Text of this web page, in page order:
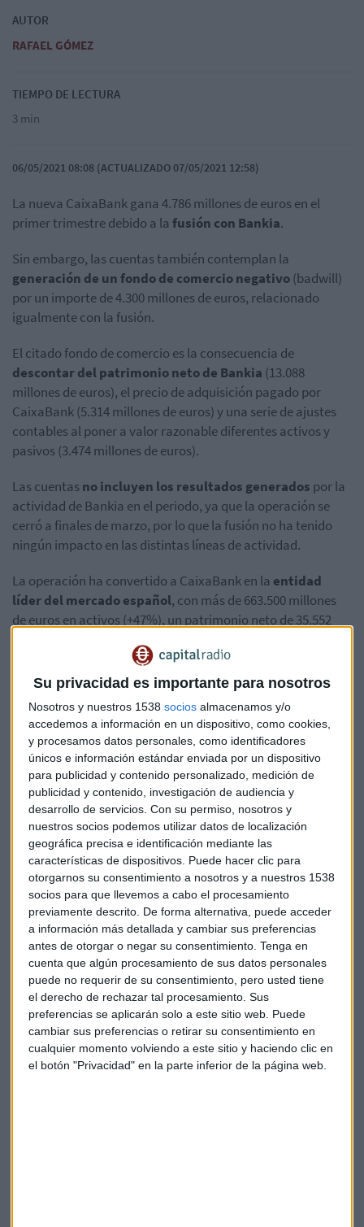
Su privacidad es importante para nosotros
Nosotros y nuestros 1538 socios almacenamos y/o
accedemos a información en un dispositivo, como cookies,
y procesamos datos personales, como identificadores
únicos e información estándar enviada por un dispositivo
para publicidad y contenido personalizado, medición de
publicidad y contenido, investigación de audiencia y
desarrollo de servicios. Con su permiso, nosotros y
nuestros socios podemos utilizar datos de localización
geográfica precisa e identificación mediante las
características de dispositivos. Puede hacer clic para
otorgarnos su consentimiento a nosotros y a nuestros 1538
socios para que llevemos a cabo el procesamiento
previamente descrito. De forma alternativa, puede acceder
a información más detallada y cambiar sus preferencias
antes de otorgar o negar su consentimiento. Tenga en
cuenta que algún procesamiento de sus datos personales
puede no requerir de su consentimiento, pero usted tiene
el derecho de rechazar tal procesamiento. Sus
preferencias se aplicarán solo a este sitio web. Puede
cambiar sus preferencias o retirar su consentimiento en
cualquier momento volviendo a este sitio y haciendo clic en
el botón "Privacidad" en la parte inferior de la página web.
AUTOR
RAFAEL GÓMEZ
TIEMPO DE LECTURA
3 min
06/05/2021 08:08 (ACTUALIZADO 07/05/2021 12:58)
La nueva CaixaBank gana 4.786 millones de euros en el
primer trimestre debido a la fusión con Bankia.
Sin embargo, las cuentas también contemplan la
generación de un fondo de comercio negativo(badwill)
por un importe de 4.300 millones de euros, relacionado
igualmente con la fusión.
El citado fondo de comercio es la consecuencia de
descontar del patrimonio neto de Bankia (13.088
millones de euros), el precio de adquisición pagado por
CaixaBank (5.314 millones de euros) y una serie de ajustes
contables al poner a valor razonable diferentes activos y
pasivos (3.474 millones de euros).
Las cuentasno incluyen los resultados generados por la
actividad de Bankia en el periodo, ya que la operación se
cerró a finales de marzo, por lo que la fusión no ha tenido
ningún impacto en las distintas líneas de actividad.
La operación ha convertido a CaixaBank en la entidad
líder del mercado español, con más de 663.500 millones
de euros en activos (+47%), un patrimonio neto de 35.552
21,1 millones de clientes en España y Portugal.
Beneficio de 514 millones sin los
impactos de la fusión
El beneficio de CaixaBank en los tres primeros meses del
año,sin incorporar los impactos extraordinarios
asociados a la absorción, asciende a 514 millones de euros.
La cifra es5,7 veces superiora la del mismo período del
2020, cuando los resultados se vieron afectados por las
provisiones realizadas para hacer frente a la crisis de la
COVID-19.
El consejero delegado de la entidad, Gonzalo Gortázar, ha
destacado que esas ganancias de 514 millones de euros son
"una cifra que muestra ya un claroavance hacia la
normalidad".
Los ingresos 'core'de CaixaBank -sin integrar la actividad
de Bankia- se situaron en 2.066 millones de euros a cierre del
primer trimestre, lo que supone un incremento interanual
del 1 %.